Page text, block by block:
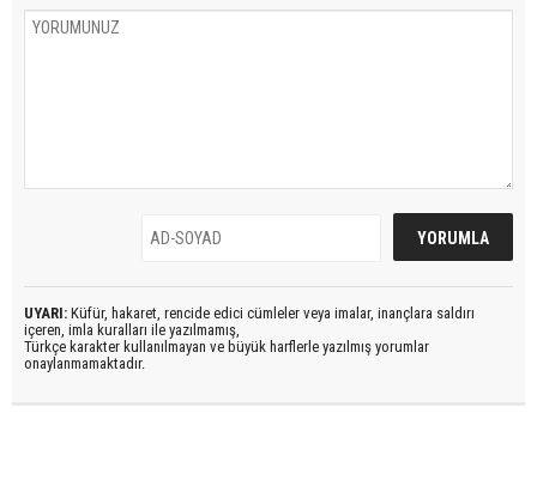
UYARI: Küfür, hakaret, rencide edici cümleler veya imalar, inançlara saldırı
içeren, imla kuralları ile yazılmamış,
Türkçe karakter kullanılmayan ve büyük harflerle yazılmış yorumlar
onaylanmamaktadır.